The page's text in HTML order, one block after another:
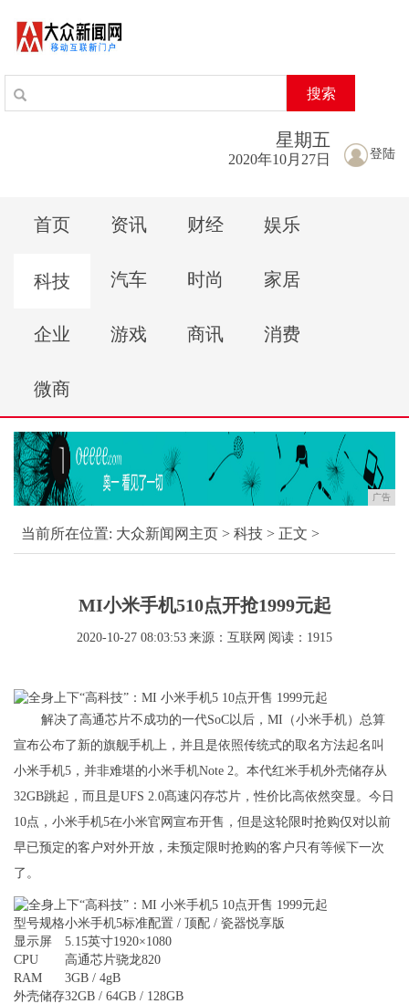
搜索
登陆
星期五
2020年10月27日
首页 资讯 财经 娱乐
科技 汽车 时尚 家居
企业 游戏 商讯 消费
微商
广告
当前所在位置: 大众新闻网主页 > 科技 > 正文 >
MI小米手机510点开抢1999元起
2020-10-27 08:03:53 来源：互联网 阅读：1915
解决了高通芯片不成功的一代SoC以后，MI（小米手机）总算
宣布公布了新的旗舰手机上，并且是依照传统式的取名方法起名叫
小米手机5，并非难堪的小米手机Note 2。本代红米手机外壳储存从
32GB跳起，而且是UFS 2.0髙速闪存芯片，性价比高依然突显。今日
10点，小米手机5在小米官网宣布开售，但是这轮限时抢购仅对以前
早已预定的客户对外开放，未预定限时抢购的客户只有等候下一次
了。
型号规格小米手机5标准配置 / 顶配 / 瓷器悦享版
显示屏
5.15英寸1920×1080
CPU
高通芯片骁龙820
RAM
3GB / 4gB
外壳储存32GB / 64GB / 128GB